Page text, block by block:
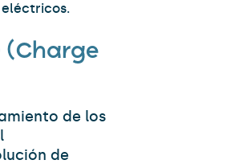
eléctricos.
(Charge
de los
de